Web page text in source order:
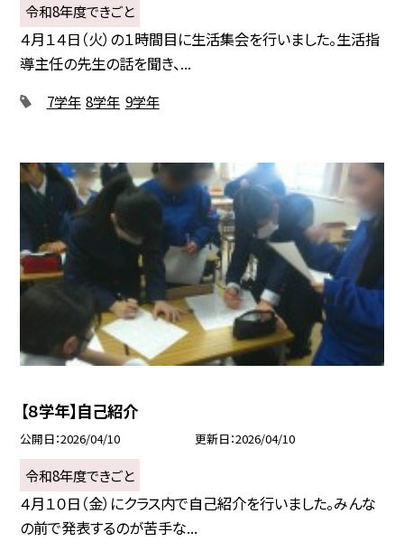
令和8年度できごと
４月１４日（火）の１時間目に生活集会を行いました。生活指
導主任の先生の話を聞き、...
7学年 8学年 9学年
【８学年】自己紹介
公開日 2026/04/10 更新日 2026/04/10
令和8年度できごと
４月１０日（金）にクラス内で自己紹介を行いました。みんな
の前で発表するのが苦手な...